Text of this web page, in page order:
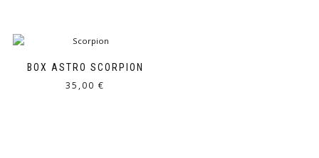
BOX ASTRO SCORPION
35,00 €